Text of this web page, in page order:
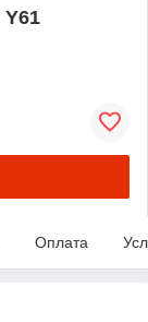
Оплата